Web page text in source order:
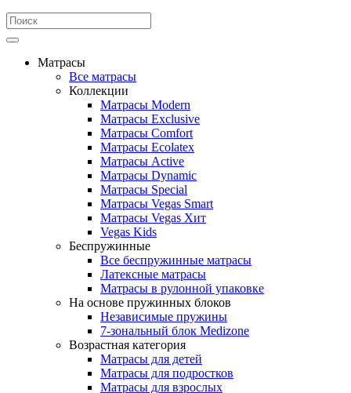
Матрасы
Все матрасы
Коллекции
Матрасы Modern
Матрасы Exclusive
Матрасы Comfort
Матрасы Ecolatex
Матрасы Active
Матрасы Dynamic
Матрасы Special
Матрасы Vegas Smart
Матрасы Vegas Хит
Vegas Kids
Беспружинные
Все беспружинные матрасы
Латексные матрасы
Матрасы в рулонной упаковке
На основе пружинных блоков
Независимые пружины
7-зональный блок Medizone
Возрастная категория
Матрасы для детей
Матрасы для подростков
Матрасы для взрослых